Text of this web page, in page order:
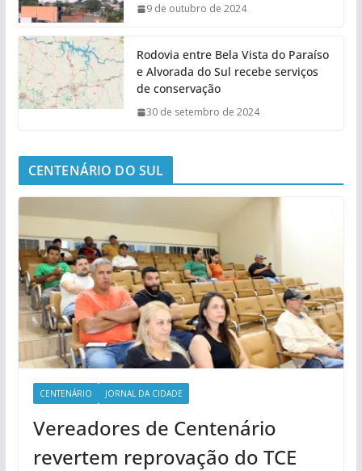
9 de outubro de 2024
Rodovia entre Bela Vista do Paraíso
e Alvorada do Sul recebe serviços
de conservação
30 de setembro de 2024
CENTENÁRIO DO SUL
CENTENÁRIO JORNAL DA CIDADE
Vereadores de Centenário
revertem reprovação do TCE